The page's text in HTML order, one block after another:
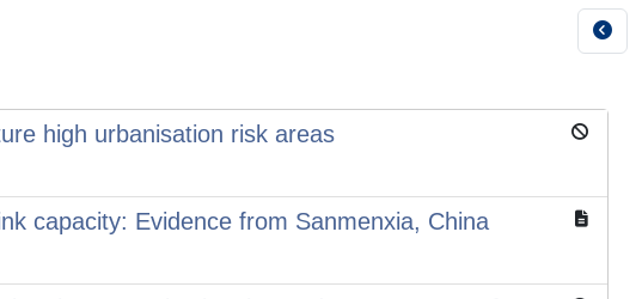
high urbanisation risk areas
capacity: Evidence from Sanmenxia, China